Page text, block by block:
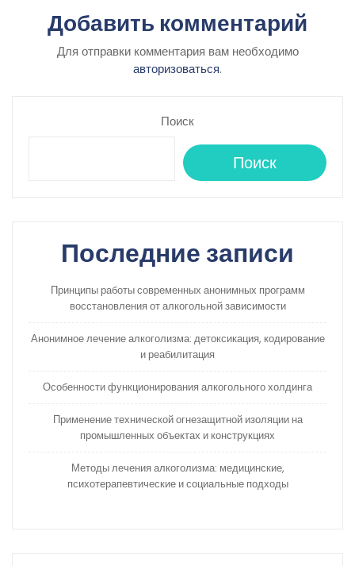
Добавить комментарий
Для отправки комментария вам необходимо
авторизоваться.
Поиск
Поиск
Последние записи
Принципы работы современных анонимных программ
восстановления от алкогольной зависимости
Анонимное лечение алкоголизма: детоксикация, кодирование
и реабилитация
Особенности функционирования алкогольного холдинга
Применение технической огнезащитной изоляции на
промышленных объектах и конструкциях
Методы лечения алкоголизма: медицинские,
психотерапевтические и социальные подходы